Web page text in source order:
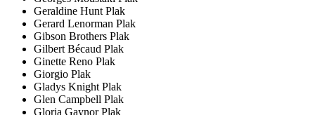
Geraldine Hunt Plak
Gerard Lenorman Plak
Gibson Brothers Plak
Gilbert Bécaud Plak
Ginette Reno Plak
Giorgio Plak
Gladys Knight Plak
Glen Campbell Plak
Gloria Gaynor Plak